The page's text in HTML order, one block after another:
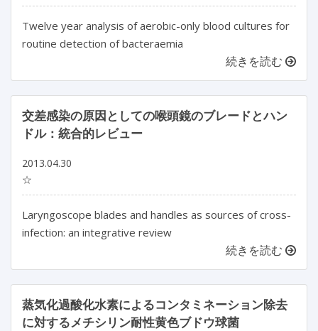
Twelve year analysis of aerobic-only blood cultures for
routine detection of bacteraemia
続きを読む
交差感染の原因としての喉頭鏡のブレードとハン
ドル：統合的レビュー
2013.04.30
☆
Laryngoscope blades and handles as sources of cross-
infection: an integrative review
続きを読む
蒸気化過酸化水素によるコンタミネーション除去
に対するメチシリン耐性黄色ブドウ球菌